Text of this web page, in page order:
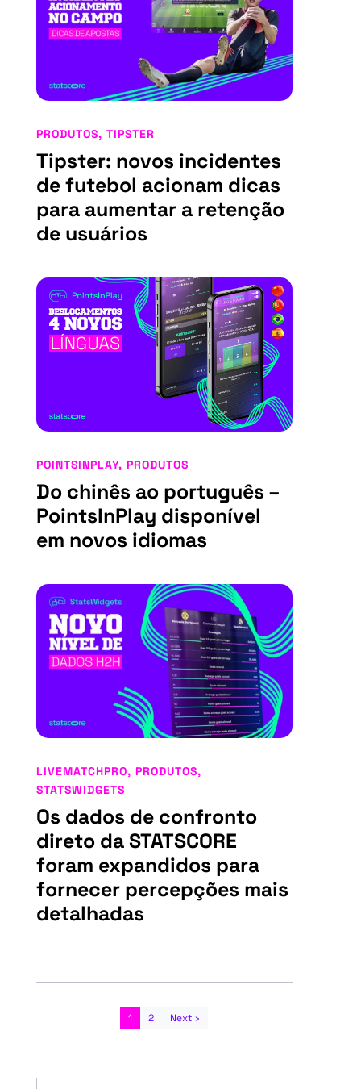
Tipster: novos incidentes
de futebol acionam dicas
para aumentar a retenção
de usuários
PRODUTOS, TIPSTER
Do chinês ao português –
PointsInPlay disponível
em novos idiomas
POINTSINPLAY, PRODUTOS
Os dados de confronto
direto da STATSCORE
foram expandidos para
fornecer percepções mais
detalhadas
LIVEMATCHPRO, PRODUTOS,
STATSWIDGETS
1 2 Next ›